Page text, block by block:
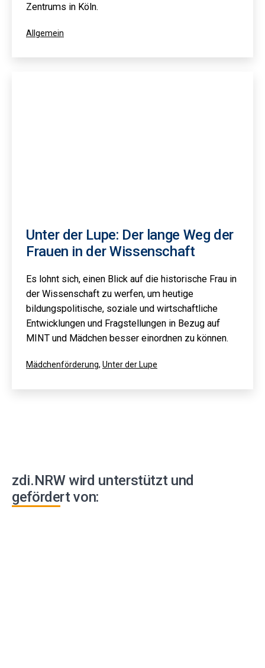
Zentrums in Köln.
Kategorisiert
Allgemein
Unter der Lupe: Der lange Weg der
Frauen in der Wissenschaft
Es lohnt sich, einen Blick auf die historische Frau in
der Wissenschaft zu werfen, um heutige
bildungspolitische, soziale und wirtschaftliche
Entwicklungen und Fragstellungen in Bezug auf
MINT und Mädchen besser einordnen zu können.
Kategorisiert
Mädchenförderung, Unter der Lupe
zdi.NRW wird unterstützt und
gefördert von: